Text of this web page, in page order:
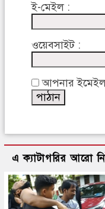
ই-মেইল :
ওয়েবসাইট :
আপনার ইমেইল
এ ক্যাটাগরির আরো